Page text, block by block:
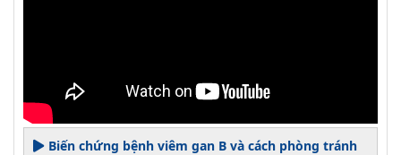
Biến chứng bệnh viêm gan B và cách phòng tránh